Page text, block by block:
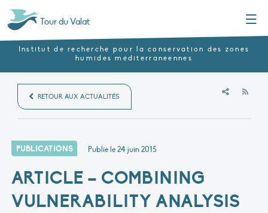
Tour du Valat
Institut de recherche pour la conservation des zones
humides méditerranéennes
RETOUR AUX ACTUALITÉS
PUBLICATIONS Publié le24 juin 2015
ARTICLE – COMBINING
VULNERABILITY ANALYSIS